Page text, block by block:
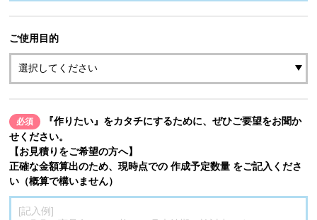
ご使用目的
必須
『作りたい』をカタチにするために、ぜひご要望をお聞か
せください。
【お見積りをご希望の方へ】
正確な金額算出のため、現時点での 作成予定数量 をご記入くださ
い（概算で構いません）